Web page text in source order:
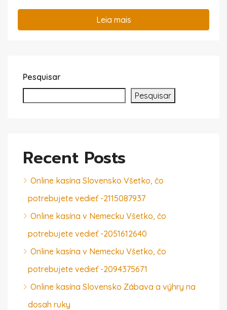
Leia mais
Pesquisar
Pesquisar
Recent Posts
Online kasína Slovensko Všetko, čo
potrebujete vedieť -2115087937
Online kasína v Nemecku Všetko, čo
potrebujete vedieť -2051612640
Online kasína v Nemecku Všetko, čo
potrebujete vedieť -2094375671
Online kasína Slovensko Zábava a výhry na
dosah ruky